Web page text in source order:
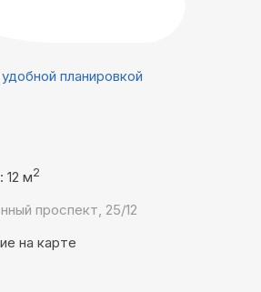
планировкой
12 м2
проспект, 25/12
на карте